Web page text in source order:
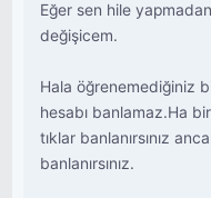
Eğer sen hile
değişicem.
Hala öğrenemediğiniz
hesabı banlamaz.Ha
tıklar banlanırsınız
banlanırsınız.